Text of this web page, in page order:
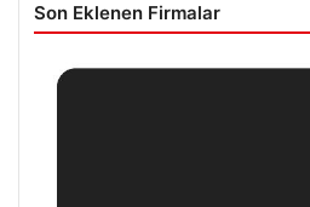
Son Eklenen Firmalar